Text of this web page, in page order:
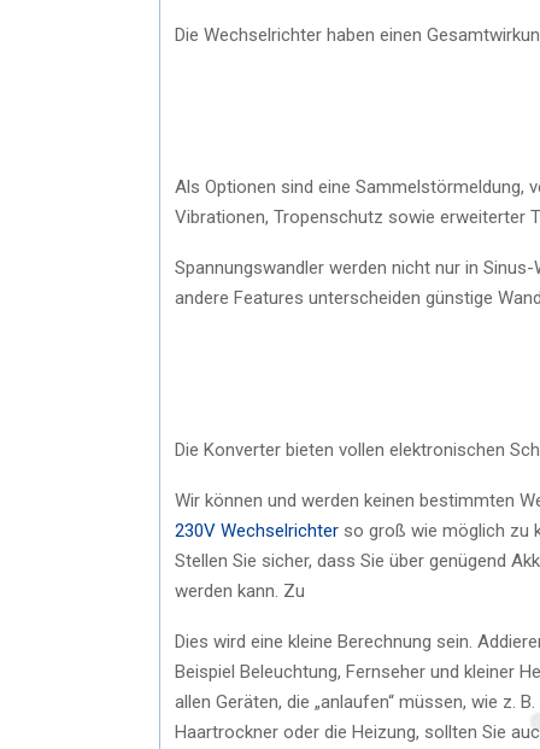
Die Wechselrichter haben einen
Als Optionen sind eine Sammelstörmeldung,
Vibrationen, Tropenschutz sowie erweiterter
Spannungswandler werden nicht nur in
andere Features unterscheiden günstige
Die Konverter bieten vollen elektronischen
Wir können und werden keinen bestimmten
230V Wechselrichter so groß wie möglich zu
Stellen Sie sicher, dass Sie über genügend
werden kann. Zu
Dies wird eine kleine Berechnung sein.
Beispiel Beleuchtung, Fernseher und kleiner
allen Geräten, die „anlaufen“ müssen, wie z.
Haartrockner oder die Heizung, sollten Sie